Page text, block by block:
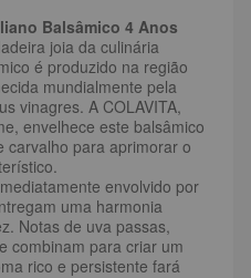
Balsâmico 4 Anos
joia da culinária
é produzido na região
mundialmente pela
vinagres. A COLAVITA,
envelhece este balsâmico
carvalho para aprimorar o
envolvido por
uma harmonia
Notas de uva passas,
combinam para criar um
rico e persistente fará